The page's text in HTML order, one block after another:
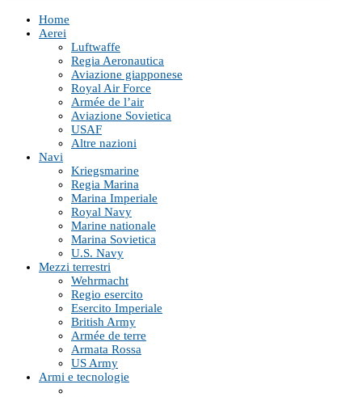
Home
Aerei
Luftwaffe
Regia Aeronautica
Aviazione giapponese
Royal Air Force
Armée de l’air
Aviazione Sovietica
USAF
Altre nazioni
Navi
Kriegsmarine
Regia Marina
Marina Imperiale
Royal Navy
Marine nationale
Marina Sovietica
U.S. Navy
Mezzi terrestri
Wehrmacht
Regio esercito
Esercito Imperiale
British Army
Armée de terre
Armata Rossa
US Army
Armi e tecnologie